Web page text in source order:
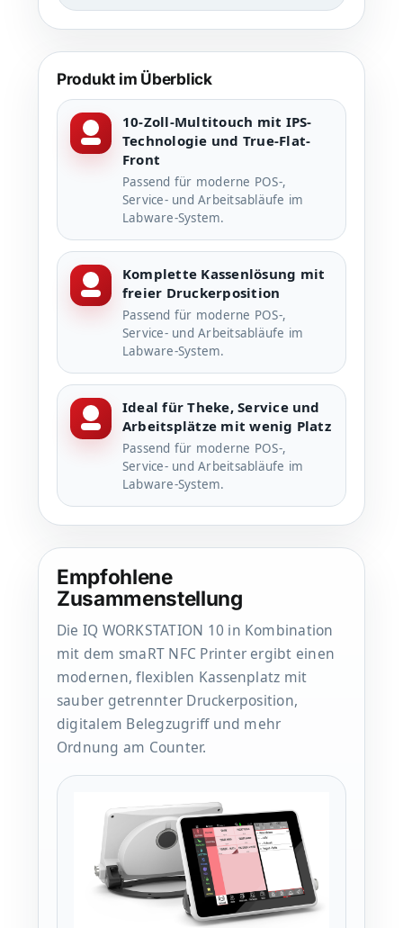
Produkt im Überblick
10-Zoll-Multitouch mit IPS-
Technologie und True-Flat-
Front
Passend für moderne POS-,
Service- und Arbeitsabläufe im
Labware-System.
Komplette Kassenlösung mit
freier Druckerposition
Passend für moderne POS-,
Service- und Arbeitsabläufe im
Labware-System.
Ideal für Theke, Service und
Arbeitsplätze mit wenig Platz
Passend für moderne POS-,
Service- und Arbeitsabläufe im
Labware-System.
Empfohlene
Zusammenstellung
Die IQ WORKSTATION 10 in Kombination
mit dem smaRT NFC Printer ergibt einen
modernen, flexiblen Kassenplatz mit
sauber getrennter Druckerposition,
digitalem Belegzugriff und mehr
Ordnung am Counter.